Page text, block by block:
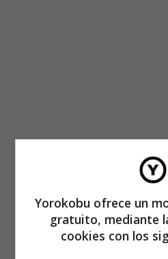
Yorokobu ofrece un
gratuito, mediante
cookies con los